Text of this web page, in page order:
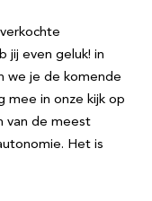
jij even geluk! in
we je de komende
mee in onze kijk op
van de meest
Het is